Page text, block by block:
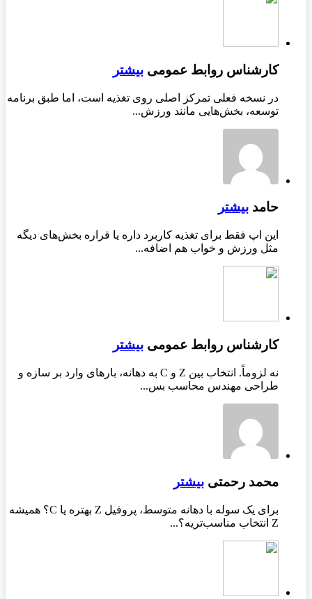
کارشناس روابط عمومی بیشتر
در نسخه فعلی تمرکز اصلی روی تغذیه است، اما طبق برنامه
توسعه، بخش‌هایی مانند ورزش...
حامد بیشتر
این اپ فقط برای تغذیه کاربرد داره یا قراره بخش‌های دیگه
مثل ورزش و خواب هم اضافه...
کارشناس روابط عمومی بیشتر
نه لزوماً. انتخاب بین Z و C به دهانه، بارهای وارد بر سازه و
طراحی مهندس محاسب بس...
محمد رحمتی بیشتر
برای یک سوله با دهانه متوسط، پروفیل Z بهتره یا C؟ همیشه
Z انتخاب مناسب‌تریه؟...